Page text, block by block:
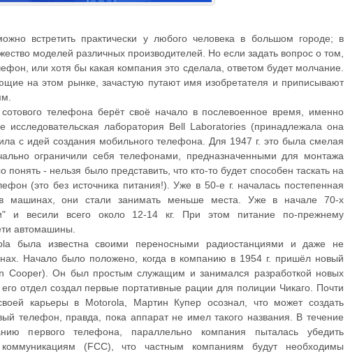
встретить практически у любого человека в большом городе; в
моделей различных производителей. Но если задать вопрос о том,
или хотя бы какая компания это сделала, ответом будет молчание.
на этом рынке, зачастую путают имя изобретателя и приписывают
сотового телефона берёт своё начало в послевоенное время, именно
исследовательская лаборатория Bell Laboratories (принадлежала она
с идей создания мобильного телефона. Для 1947 г. это была смелая
ограничили себя телефонами, предназначенными для монтажа
- нельзя было представить, что кто-то будет способен таскать на
(это без источника питания!). Уже в 50-е г. началась постепенная
машинах, они стали занимать меньше места. Уже в начале 70-х
и весили всего около 12-14 кг. При этом питание по-прежнему
автомашины.
была известна своими переносными радиостанциями и даже не
Начало было положено, когда в компанию в 1954 г. пришёл новый
Cooper). Он был простым служащим и занимался разработкой новых
отдел создал первые портативные рации для полиции Чикаго. Почти
карьеры в Motorola, Мартин Купер осознал, что может создать
телефон, правда, пока аппарат не имел такого названия. В течение
первого телефона, параллельно компания пыталась убедить
(FCC), что частным компаниям будут необходимы